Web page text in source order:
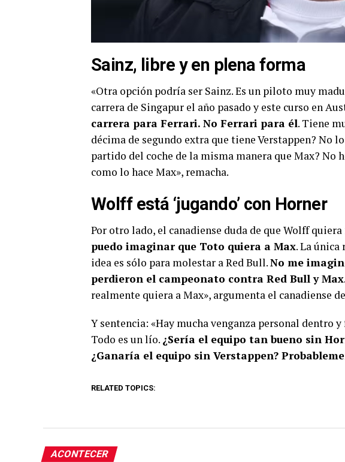
Sainz, libre y en plena forma
«Otra opción podría ser Sainz. Es un piloto muy
carrera de Singapur el año pasado y este curso en
carrera para Ferrari. No Ferrari para él. Tiene
décima de segundo extra que tiene Verstappen? No
partido del coche de la misma manera que Max? No
como lo hace Max», remacha.
Wolff está ‘jugando’ con Horner
Por otro lado, el canadiense duda de que Wolff
puedo imaginar que Toto quiera a Max. La única
idea es sólo para molestar a Red Bull.No me
perdieron el campeonato contra Red Bull y Max
realmente quiera a Max», argumenta el canadiense
Y sentencia: «Hay mucha venganza personal dentro
Todo es un lío. ¿Sería el equipo tan bueno sin
¿Ganaría el equipo sin Verstappen?
RELATED TOPICS:
ACONTECER